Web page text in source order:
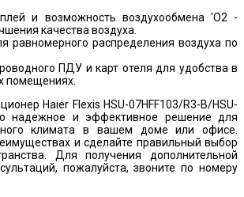
и возможность воздухообмена 'О2 -
качества воздуха.
равномерного распределения воздуха по
ПДУ и карт отеля для удобства в
помещениях.
Haier Flexis HSU-07HFF103/R3-B/HSU-
надежное и эффективное решение для
климата в вашем доме или офисе.
и сделайте правильный выбор
Для получения дополнительной
пожалуйста, звоните по номеру